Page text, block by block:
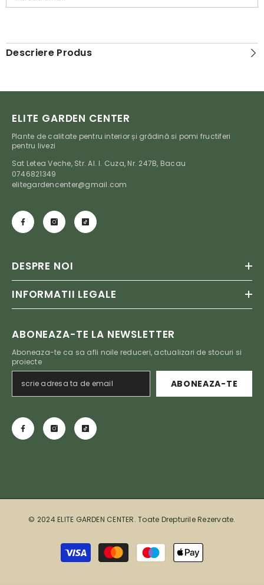
Descriere Produs
ELITE GARDEN CENTER
Plante de calitate pentru interior și grădină si pomi fructiferi
pentru livezi
Sat Letea Veche, Str. Al. I. Cuza, Nr. 247B, Bacau
0746821349
elitegardencenter@gmail.com
DESPRE NOI
INFORMATII LEGALE
ABONEAZA-TE LA NEWSLETTER
Aboneaza-te ca sa afli noile reduceri, actualizari de stocuri si
proiecte
ABONEAZA-TE
© 2024 ELITE GARDEN CENTER. Toate Drepturile Rezervate.